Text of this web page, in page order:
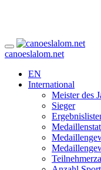
canoeslalom.net
EN
International
Meister des
Sieger